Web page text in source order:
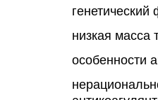
генетический
низкая масса
особенности